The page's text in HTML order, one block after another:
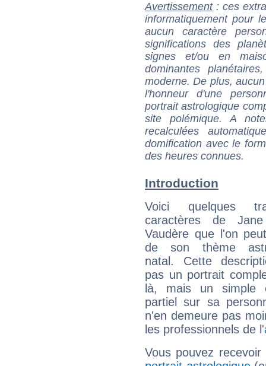
Avertissement: ces
informatiquement pour
aucun caractère
significations des
signes et/ou en
dominantes
moderne. De plus,
l'honneur d'une
portrait astrologique
site polémique. A
recalculées
domification avec le
des heures connues.
Introduction
Voici quelques
caractères de
Vaudère que l'on
de son thème
natal. Cette
pas un portrait
là, mais un simple
partiel sur sa
n'en demeure pas
les professionnels de l'
Vous pouvez